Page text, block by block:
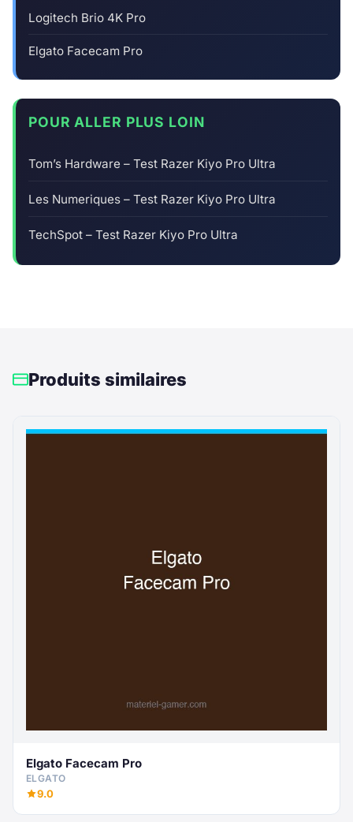
Logitech Brio 4K Pro
Elgato Facecam Pro
POUR ALLER PLUS LOIN
Tom’s Hardware – Test Razer Kiyo Pro Ultra
Les Numeriques – Test Razer Kiyo Pro Ultra
TechSpot – Test Razer Kiyo Pro Ultra
Produits similaires
Elgato Facecam Pro
ELGATO
9.0